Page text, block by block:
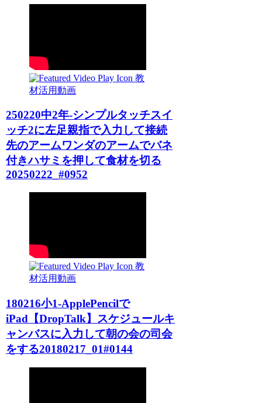
教
材活用動画
250220中2年-シンプルタッチスイ
ッチ2に左足親指で入力して接続
先のアームワンダのアームでバネ
付きハサミを押して食材を切る
20250222_#0952
教
材活用動画
180216小1-ApplePencilで
iPad【DropTalk】スケジュールキ
ャンバスに入力して朝の会の司会
をする20180217_01#0144